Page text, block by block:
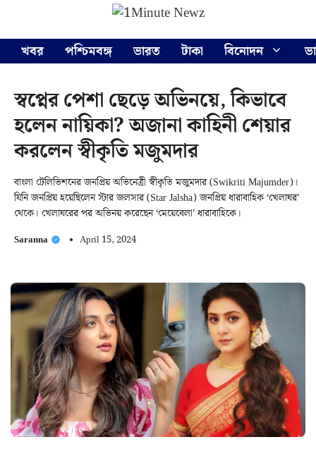
content
খবর
পশ্চিমবঙ্গ ভারত টাকা বিনোদন
স্বপ্নের পেশা ছেড়ে অভিনয়ে, কিভাবে
হলেন নায়িকা? অজানা কাহিনী শেয়ার
করলেন স্বীকৃতি মজুমদার
বাংলা টেলিভিশনের জনপ্রিয় অভিনেত্রী স্বীকৃতি মজুমদার (Swikriti Majumder)।
যিনি জনপ্রিয় হয়েছিলেন স্টার জলসার (Star Jalsha) জনপ্রিয় ধারাবাহিক ‘খেলাঘর’
থেকে। খেলাঘরের পর অভিনয় করেছেন ‘মেয়েবেলা’ ধারাবাহিকে।
Saranna April 15, 2024